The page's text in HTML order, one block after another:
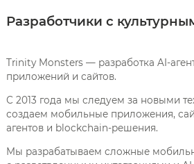
Разработчики с
Trinity Monsters — разработка AI-
приложений и сайтов.
С 2013 года мы следуем за новыми
создаем мобильные приложения,
агентов и blockchain-решения.
Мы разрабатываем сложные